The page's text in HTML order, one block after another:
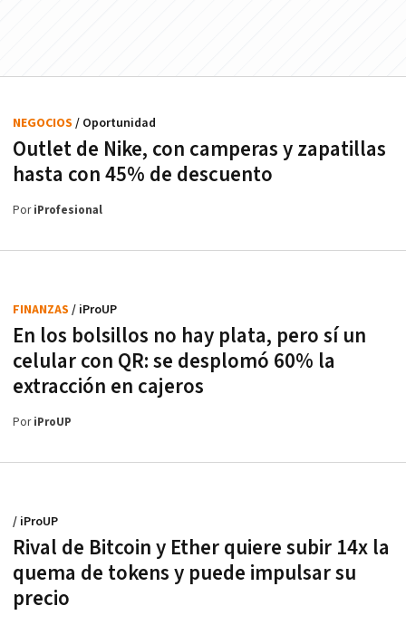
Outlet de Nike, con camperas y zapatillas
hasta con 45% de descuento
NEGOCIOS / Oportunidad
PoriProfesional
En los bolsillos no hay plata, pero sí un
celular con QR: se desplomó 60% la
extracción en cajeros
FINANZAS / iProUP
PoriProUP
Rival de Bitcoin y Ether quiere subir 14x la
quema de tokens y puede impulsar su
precio
/ iProUP